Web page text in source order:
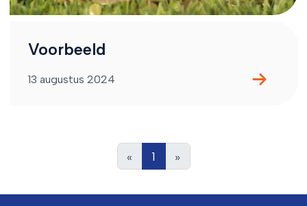
Voorbeeld
13 augustus 2024
« 1 »